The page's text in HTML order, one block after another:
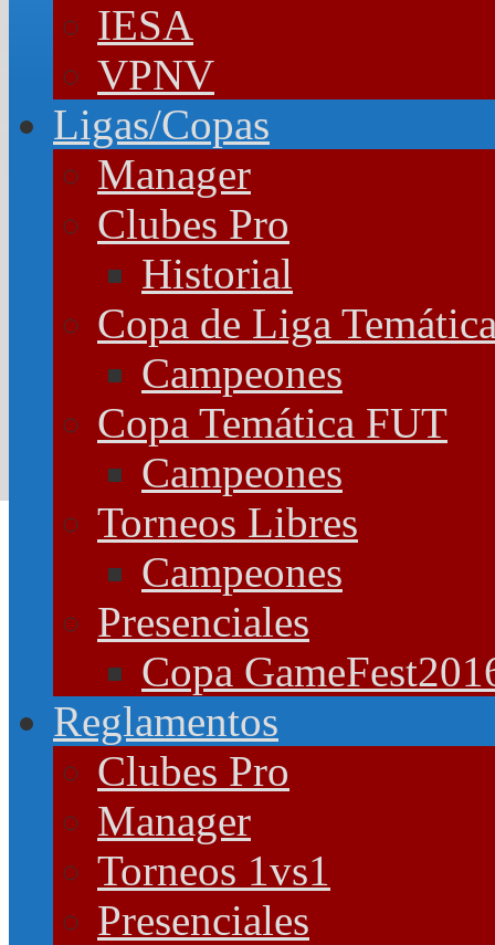
IESA
VPNV
Ligas/Copas
Manager
Clubes Pro
Historial
Copa de Liga
Campeones
Copa Temática FUT
Campeones
Torneos Libres
Campeones
Presenciales
Copa
Reglamentos
Clubes Pro
Manager
Torneos 1vs1
Presenciales